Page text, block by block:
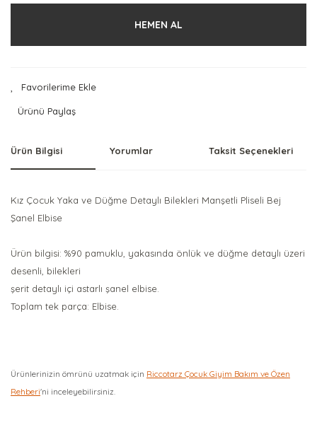
HEMEN AL
Ürünü Paylaş
Ürün Bilgisi Yorumlar Taksit Seçenekleri
Kız Çocuk Yaka ve Düğme Detaylı Bilekleri Manşetli Pliseli Bej
Şanel Elbise
Ürün bilgisi: %90 pamuklu, yakasında önlük ve düğme detaylı üzeri
desenli, bilekleri
şerit detaylı içi astarlı şanel elbise.
Toplam tek parça: Elbise.
Ürünlerinizin ömrünü uzatmak için Riccotarz Çocuk Giyim Bakım ve Özen
Rehberi'ni inceleyebilirsiniz.